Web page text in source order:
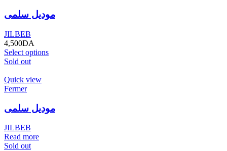
موديل سلمى
JILBEB
4,500DA
Select options
Sold out
Quick view
Fermer
موديل سلمى
JILBEB
Read more
Sold out